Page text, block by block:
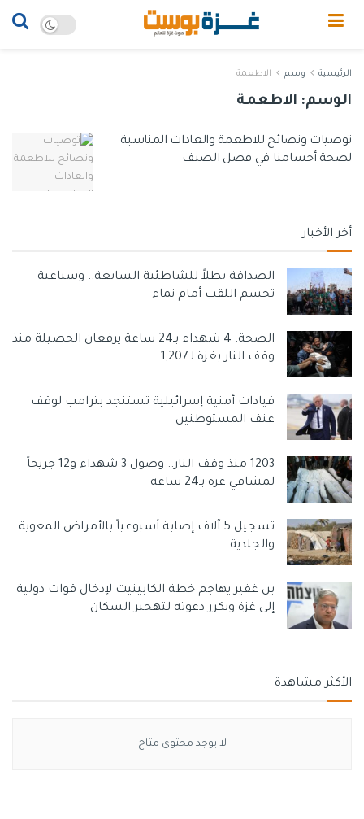
الرئيسية وسم الاطعمة
الوسم: الاطعمة
توصيات ونصائح للاطعمة والعادات المناسبة
لصحة أجسامنا في فصل الصيف
أخر الأخبار
الصداقة بطلاً للشاطئية السابعة.. وسباعية
تحسم اللقب أمام نماء
الصحة: 4 شهداء بـ24 ساعة يرفعان الحصيلة منذ
وقف النار بغزة لـ1,207
قيادات أمنية إسرائيلية تستنجد بترامب لوقف
عنف المستوطنين
1203 منذ وقف النار.. وصول 3 شهداء و12 جريحاً
لمشافي غزة بـ24 ساعة
تسجيل 5 آلاف إصابة أسبوعياً بالأمراض المعوية
والجلدية
بن غفير يهاجم خطة الكابينيت لإدخال قوات دولية
إلى غزة ويكرر دعوته لتهجير السكان
الأكثر مشاهدة
لا يوجد محتوى متاح